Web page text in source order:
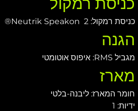
כניסת רמקול: 2  Neutrik Speakon®
הגנה
מגביל RMS: איפוס אוטומטי
מארז
חומר המארז: ליבנה-בלטי
ידיות: 1